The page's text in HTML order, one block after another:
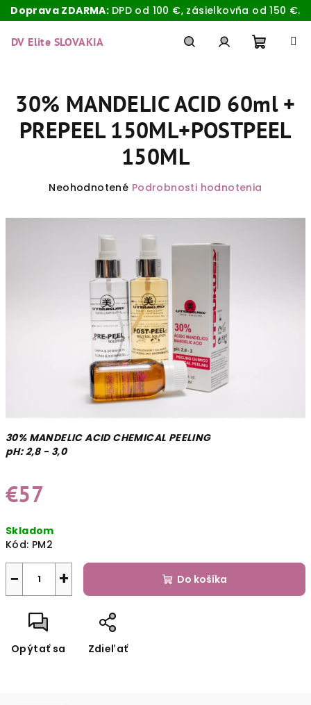
Doprava ZDARMA: DPD od 100 €, zásielkovňa od 150 €.
naDV Elite SLOVAKIA
košík
30% MANDELIC ACID CHEMICAL PEELING
pH: 2,8 - 3,0
€57
cena:
Skladom
Kód: PM2
+
− Do košíka
Opýtať sa Zdieľať
30% MANDELIC ACID 60ml +
PREPEEL 150ML+POSTPEEL
150ML
Priemerné
produktu
hviezdičiek.
Neohodnotené Podrobnosti hodnotenia